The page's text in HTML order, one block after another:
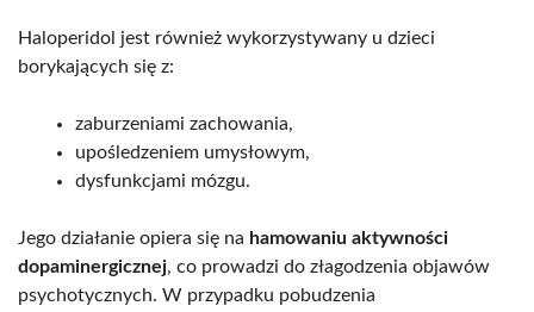
Haloperidol jest również wykorzystywany u dzieci
borykających się z:
zaburzeniami zachowania,
upośledzeniem umysłowym,
dysfunkcjami mózgu.
Jego działanie opiera się na hamowaniu aktywności
dopaminergicznej, co prowadzi do złagodzenia objawów
psychotycznych. W przypadku pobudzenia